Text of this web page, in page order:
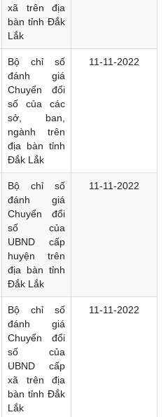
xã trên địa
bàn tỉnh Đắk
Lắk
Bộ chỉ số
đánh giá
Chuyển đổi
số của các
sở, ban,
ngành trên
địa bàn tỉnh
Đắk Lắk
11-11-2022
Bộ chỉ số
đánh giá
Chuyển đổi
số của
UBND cấp
huyện trên
địa bàn tỉnh
Đắk Lắk
11-11-2022
Bộ chỉ số
đánh giá
Chuyển đổi
số của
UBND cấp
xã trên địa
bàn tỉnh Đắk
Lắk
11-11-2022